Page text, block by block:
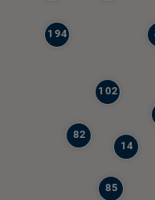
85
194
82
102
14